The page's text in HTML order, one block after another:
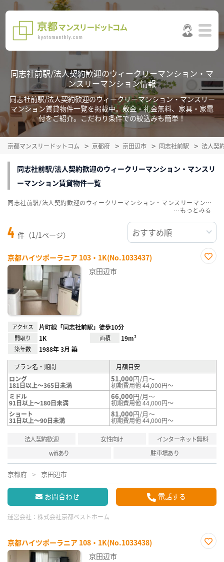
同志社前駅/法人契約歓迎のウィークリーマンション・マ
ンスリーマンション情報
同志社前駅/法人契約歓迎のウィークリーマンション・マンスリー
マンション賃貸物件一覧を掲載中。敷金・礼金無料、家具・家電
付をご紹介。こだわり条件での絞込みも簡単！
京都マンスリードットコム 京都府 京田辺市 同志社前駅 法人契
同志社前駅/法人契約歓迎のウィークリーマンション・マンスリ
ーマンション賃貸物件一覧
4 件（1/1ページ）
京都ハイツポーラニア 103・1K(No.1033437)
京田辺市
アクセス 片町線「同志社前駅」徒歩10分
間取り 1K 面積 19m²
築年数 1988年 3月 築
プラン名・期間
月額目安
ロング
181日以上～365日未満
51,000円/月～
初期費用他 44,000円～
ミドル
91日以上～180日未満
66,000円/月～
初期費用他 44,000円～
ショート
31日以上～90日未満
81,000円/月～
初期費用他 44,000円～
法人契約歓迎 女性向け
インターネット無料
wifiあり
駐車場あり
京都府 京田辺市
お問合わせ 電話する
運営会社： 株式会社京都ベストホーム
京都ハイツポーラニア 108・1K(No.1033438)
京田辺市
同志社前駅/法人契約歓迎のウィークリーマンション・マンスリーマンション賃貸物件一覧を掲載中。敷金・礼金無料、家具・家電付をご紹介。こだわり条件での絞込みも簡単！
…